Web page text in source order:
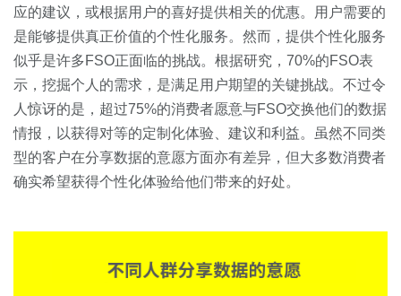
应的建议，或根据用户的喜好提供相关的优惠。用户需要的
是能够提供真正价值的个性化服务。然而，提供个性化服务
似乎是许多FSO正面临的挑战。根据研究，70%的FSO表
示，挖掘个人的需求，是满足用户期望的关键挑战。不过令
人惊讶的是，超过75%的消费者愿意与FSO交换他们的数据
情报，以获得对等的定制化体验、建议和利益。虽然不同类
型的客户在分享数据的意愿方面亦有差异，但大多数消费者
确实希望获得个性化体验给他们带来的好处。